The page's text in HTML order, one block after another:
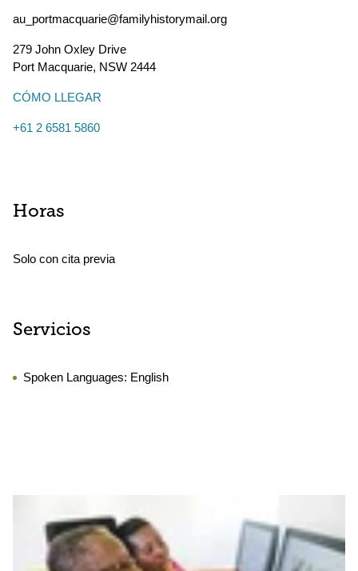
au_portmacquarie@familyhistorymail.org
279 John Oxley Drive
Port Macquarie, NSW 2444
CÓMO LLEGAR
+61 2 6581 5860
Horas
Solo con cita previa
Servicios
Spoken Languages: English